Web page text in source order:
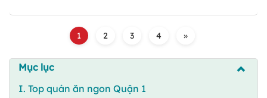
1 2 3 4 »
Mục lục
I. Top quán ăn ngon Quận 1